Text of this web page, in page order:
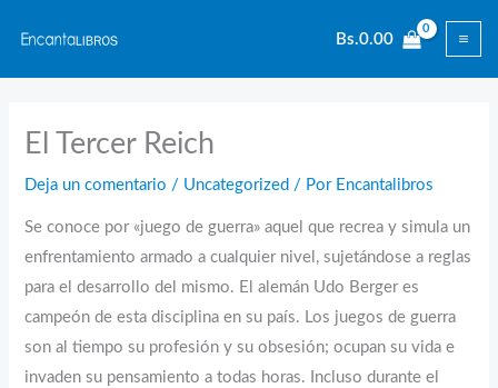
contenido
Bs.0.00
El Tercer Reich
Deja un comentario / Uncategorized / Por Encantalibros
Se conoce por «juego de guerra» aquel que recrea y simula un
enfrentamiento armado a cualquier nivel, sujetándose a reglas
para el desarrollo del mismo. El alemán Udo Berger es
campeón de esta disciplina en su país. Los juegos de guerra
son al tiempo su profesión y su obsesión; ocupan su vida e
invaden su pensamiento a todas horas. Incluso durante el